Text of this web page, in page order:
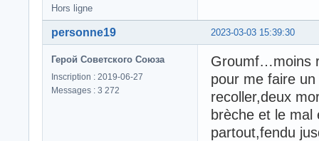
Hors ligne
2023-03-03 15:39:30
personne19
Герой Советского Союза
Inscription : 2019-06-27
Messages : 3 272
Groumf…moins
pour me faire
recoller,deux
brèche et le mal
partout,fendu